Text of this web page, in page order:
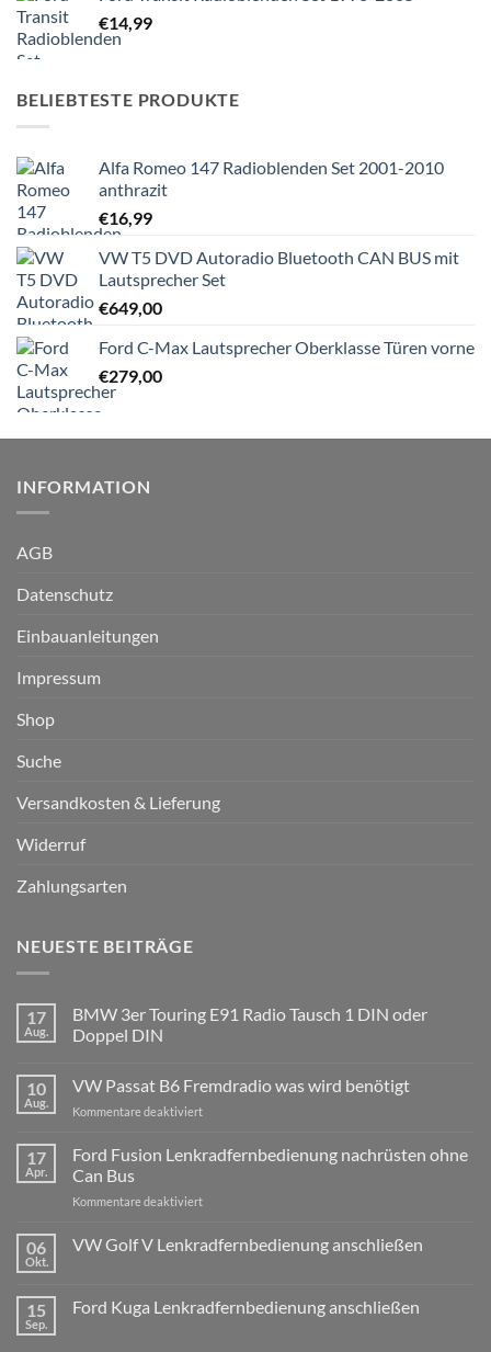
€14,99
BELIEBTESTE PRODUKTE
Alfa Romeo 147 Radioblenden Set 2001-2010
anthrazit
€16,99
VW T5 DVD Autoradio Bluetooth CAN BUS mit
Lautsprecher Set
€649,00
Ford C-Max Lautsprecher Oberklasse Türen vorne
€279,00
INFORMATION
AGB
Datenschutz
Einbauanleitungen
Impressum
Shop
Suche
Versandkosten & Lieferung
Widerruf
Zahlungsarten
NEUESTE BEITRÄGE
17
Aug.
BMW 3er Touring E91 Radio Tausch 1 DIN oder
Doppel DIN
zu
3er
Radio
Tausch
1
DIN
DIN
10
Aug.
VW Passat B6 Fremdradio was wird benötigt
Kommentare deaktiviertfür
Passat
B6
was
benötigt
17
Apr.
Ford Fusion Lenkradfernbedienung nachrüsten ohne
Can Bus
Kommentare deaktiviertfür
Fusion
Lenkradfernbedienung
Can
06
Okt.
VW Golf V Lenkradfernbedienung anschließen
VW
15
Sep.
Ford Kuga Lenkradfernbedienung anschließen